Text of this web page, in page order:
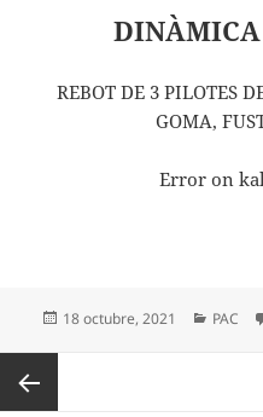
DINÀMICA
REBOT DE 3 PILOTES
GOMA,
Error on
Publicat
18 octubre, 2021 PAC
de